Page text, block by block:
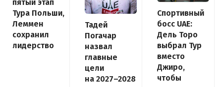
пятый этап
Тура Польши,
Леммен
сохранил
лидерство
Тадей
Погачар
назвал
главные
цели
на 2027–2028
Спортивный
босс UAE:
Дель Торо
выбрал Тур
вместо
Джиро,
чтобы